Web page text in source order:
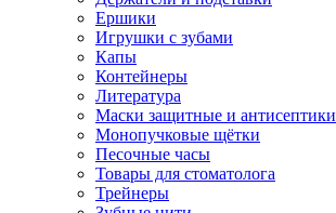
Ершики
Игрушки с зубами
Капы
Контейнеры
Литература
Маски защитные и антисептики
Монопучковые щётки
Песочные часы
Товары для стоматолога
Трейнеры